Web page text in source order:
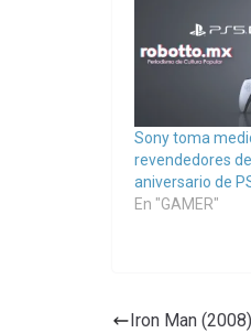
Sony toma
revendedores
aniversario de
En "GAMER"
Iron Man